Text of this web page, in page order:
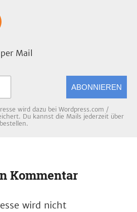
Mail
ABONNIEREN
wird dazu bei Wordpress.com /
Du kannst die Mails jederzeit über
Kommentar
wird nicht